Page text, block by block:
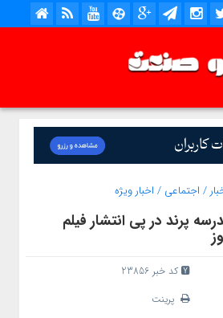
/ اجتماعی / اخبار ویژه
پرند در پی انتشار فیلم
کد خبر 23856
پرینت